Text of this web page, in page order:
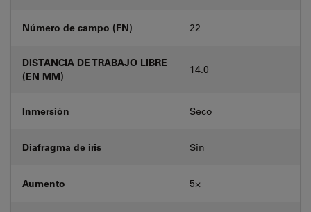
Número de campo (FN) 22
DISTANCIA DE TRABAJO LIBRE
(EN MM)
14.0
Inmersión Seco
Diafragma de iris Sin
Aumento 5⨉